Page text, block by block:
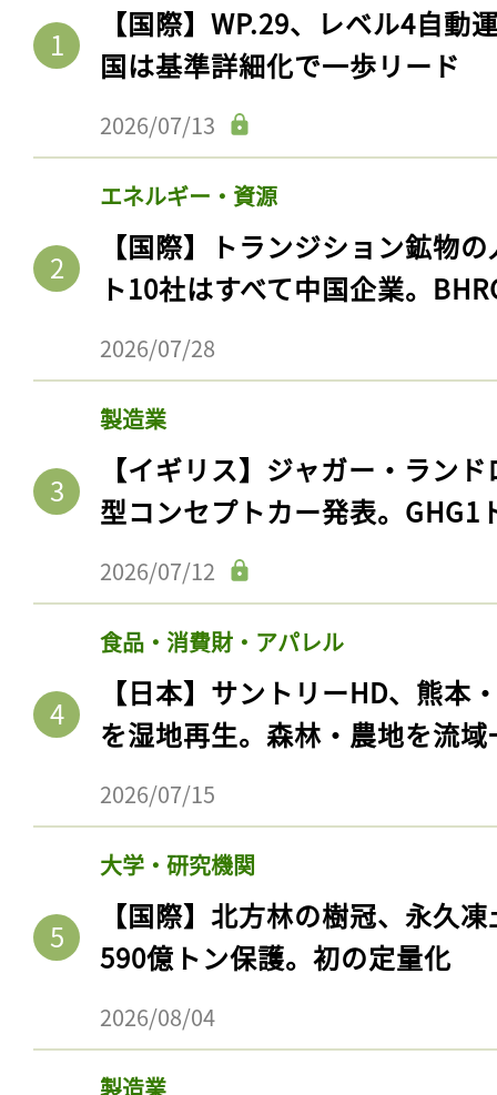
【国際】WP.29、レベル4自動
国は基準詳細化で一歩リード
2026/07/13
エネルギー・資源
【国際】トランジション鉱物
ト10社はすべて中国企業。
2026/07/28
製造業
【イギリス】ジャガー・ラン
型コンセプトカー発表。GHG1
2026/07/12
食品・消費財・アパレル
【日本】サントリーHD、熊本
を湿地再生。森林・農地を流
2026/07/15
大学・研究機関
【国際】北方林の樹冠、永久
590億トン保護。初の定量化
2026/08/04
製造業